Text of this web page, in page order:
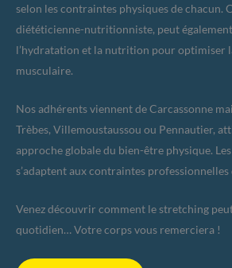
selon les contraintes physiques de chacun.
diététicienne-nutritionniste, peut
l’hydratation et la nutrition pour optimiser
musculaire.
Nos adhérents viennent de Carcassonne
Trèbes, Villemoustaussou ou Pennautier,
approche globale du bien-être physique.
s’adaptent aux contraintes professionnelles
Venez découvrir comment le stretching
quotidien… Votre corps vous remerciera !